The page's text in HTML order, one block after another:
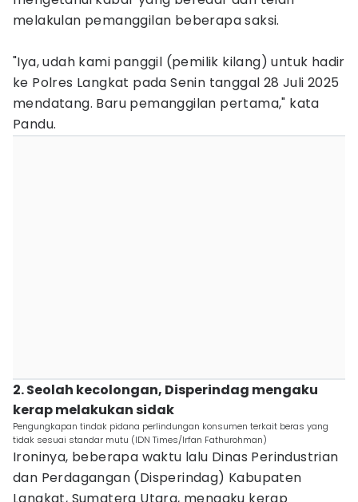
melakulan pemanggilan beberapa saksi.
"Iya, udah kami panggil (pemilik kilang) untuk hadir
ke Polres Langkat pada Senin tanggal 28 Juli 2025
mendatang. Baru pemanggilan pertama," kata
Pandu.
2. Seolah kecolongan, Disperindag mengaku
kerap melakukan sidak
Pengungkapan tindak pidana perlindungan konsumen terkait beras yang
tidak sesuai standar mutu (IDN Times/Irfan Fathurohman)
Ironinya, beberapa waktu lalu Dinas Perindustrian
dan Perdagangan (Disperindag) Kabupaten